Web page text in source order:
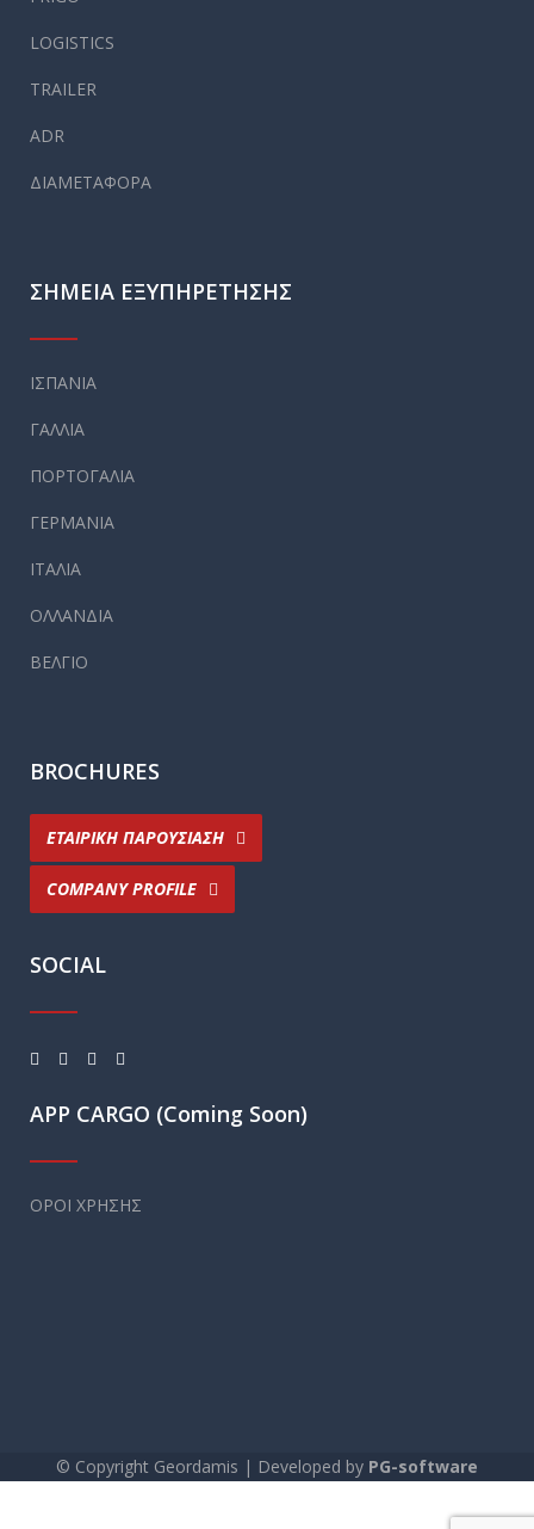
LOGISTICS
TRAILER
ADR
ΔΙΑΜΕΤΑΦΟΡΑ
ΣΗΜΕΙΑ ΕΞΥΠΗΡΕΤΗΣΗΣ
ΙΣΠΑΝΙΑ
ΓΑΛΛΙΑ
ΠΟΡΤΟΓΑΛΙΑ
ΓΕΡΜΑΝΙΑ
ΙΤΑΛΙΑ
ΟΛΛΑΝΔΙΑ
ΒΕΛΓΙΟ
BROCHURES
ΕΤΑΙΡΙΚΗ ΠΑΡΟΥΣΙΑΣΗ
COMPANY PROFILE
SOCIAL
APP CARGO (Coming Soon)
ΟΡΟΙ ΧΡΗΣΗΣ
© Copyright Geordamis | Developed by PG-software